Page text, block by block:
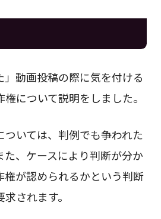
動画投稿の際に気を付ける
について説明をしました。
いては、判例でも争われた
た、ケースにより判断が分か
権が認められるかという判断
されます。